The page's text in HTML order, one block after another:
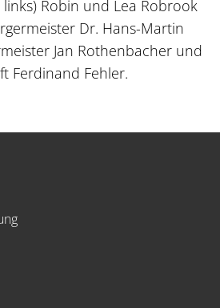
Robin und Lea Robrook
Dr. Hans-Martin
Jan Rothenbacher und
Ferdinand Fehler.